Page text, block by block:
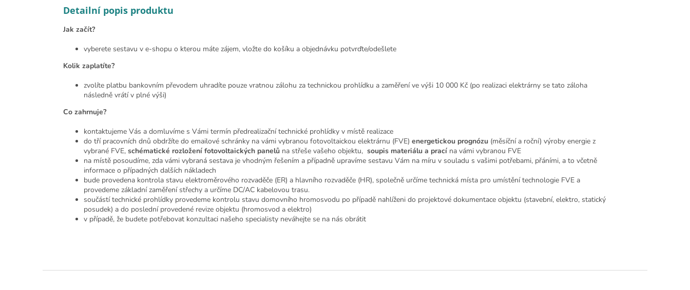
Detailní popis produktu
Jak začít?
vyberete sestavu v e-shopu o kterou máte zájem, vložte do košíku a objednávku potvrďte/odešlete
Kolik zaplatíte?
zvolíte platbu bankovním převodem uhradíte pouze vratnou zálohu za technickou prohlídku a zaměření ve výši 10 000 Kč (po realizaci elektrárny se tato záloha
následně vrátí v plné výši)
Co zahrnuje?
kontaktujeme Vás a domluvíme s Vámi termín předrealizační technické prohlídky v místě realizace
do tří pracovních dnů obdržíte do emailové schránky na vámi vybranou fotovoltaickou elektrárnu (FVE) energetickou prognózu (měsíční a roční) výroby energie z
vybrané FVE, schématické rozložení fotovoltaických panelů na střeše vašeho objektu, soupis materiálu a prací na vámi vybranou FVE
na místě posoudíme, zda vámi vybraná sestava je vhodným řešením a případně upravíme sestavu Vám na míru v souladu s vašimi potřebami, přáními, a to včetně
informace o případných dalších nákladech
bude provedena kontrola stavu elektroměrového rozvaděče (ER) a hlavního rozvaděče (HR), společně určíme technická místa pro umístění technologie FVE a
provedeme základní zaměření střechy a určíme DC/AC kabelovou trasu.
součástí technické prohlídky provedeme kontrolu stavu domovního hromosvodu po případě nahlíženi do projektové dokumentace objektu (stavební, elektro, statický
posudek) a do poslední provedené revize objektu (hromosvod a elektro)
v případě, že budete potřebovat konzultaci našeho specialisty neváhejte se na nás obrátit